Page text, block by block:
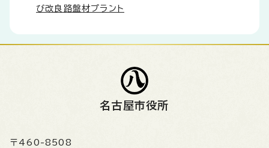
び改良路盤材プラント
名古屋市役所
〒460-8508